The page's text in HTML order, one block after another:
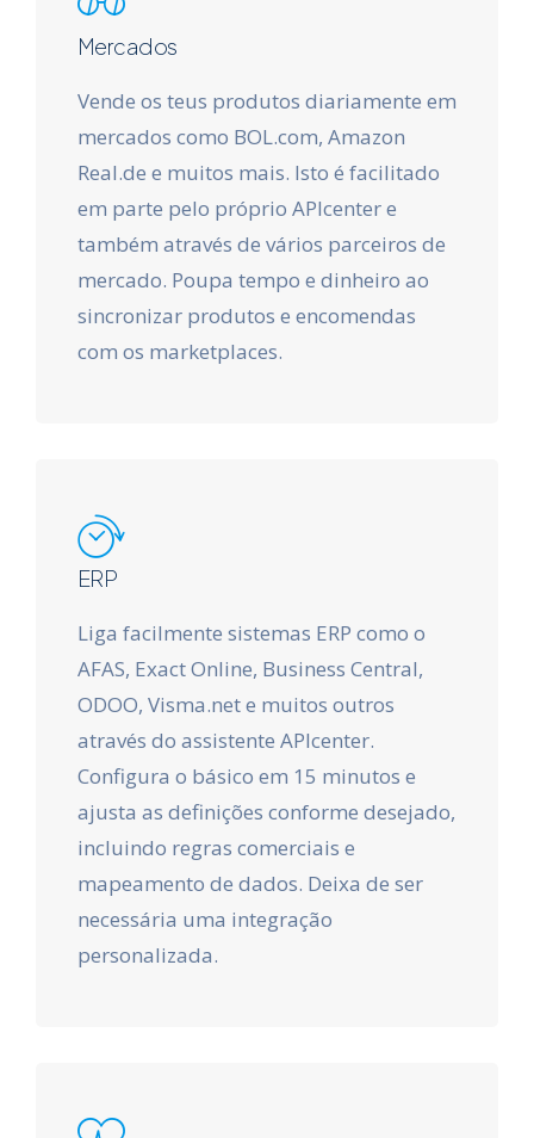
Mercados
Vende os teus produtos diariamente em
mercados como BOL.com, Amazon
Real.de e muitos mais. Isto é facilitado
em parte pelo próprio APIcenter e
também através de vários parceiros de
mercado. Poupa tempo e dinheiro ao
sincronizar produtos e encomendas
com os marketplaces.
ERP
Liga facilmente sistemas ERP como o
AFAS, Exact Online, Business Central,
ODOO, Visma.net e muitos outros
através do assistente APIcenter.
Configura o básico em 15 minutos e
ajusta as definições conforme desejado,
incluindo regras comerciais e
mapeamento de dados. Deixa de ser
necessária uma integração
personalizada.